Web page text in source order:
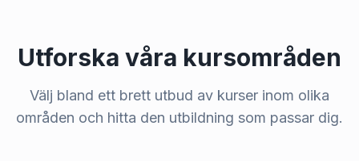
Utforska våra kursområden
Välj bland ett brett utbud av kurser inom olika
områden och hitta den utbildning som passar dig.